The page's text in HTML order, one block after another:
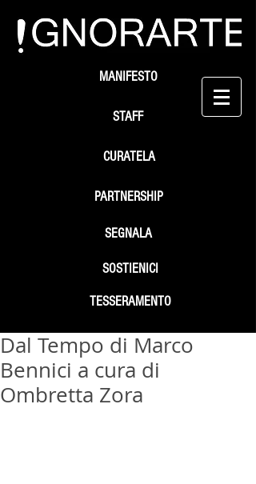
STAFF
SEGNALA
SOSTIENICI
MANIFESTO
PARTNERSHIP
TESSERAMENTO
CURATELA
Dal Tempo di Marco
Bennici a cura di
Ombretta Zora